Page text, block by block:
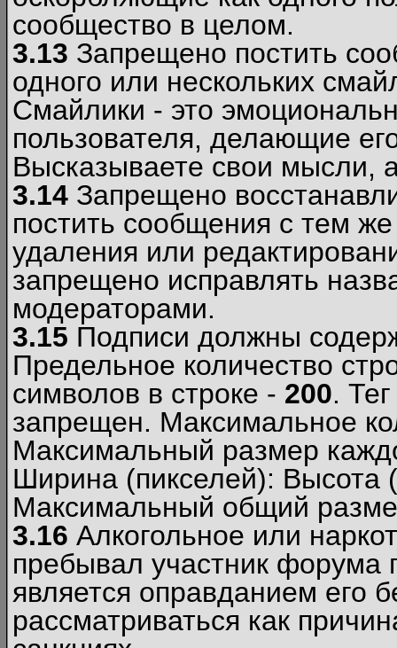
сообщество в целом.
3.13 Запрещено постить
одного или нескольких
Смайлики - это
пользователя, делающие
Высказываете свои мысли,
3.14 Запрещено
постить сообщения с тем
удаления или
запрещено исправлять
модераторами.
3.15 Подписи должны
Предельное количество
символов в строке - 200.
запрещен. Максимальное
Максимальный размер
Ширина (пикселей): Высота
Максимальный общий
3.16 Алкогольное или
пребывал участник форума
является оправданием его
рассматриваться как